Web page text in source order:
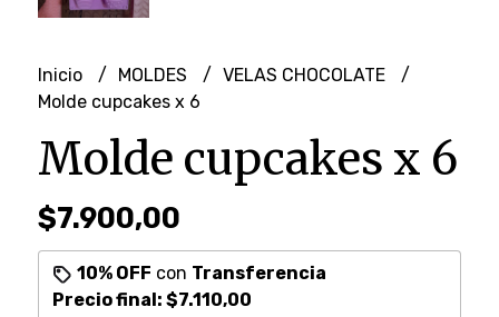
Inicio MOLDES
VELAS CHOCOLATE
Molde cupcakes x 6
Molde cupcakes x 6
$7.900,00
10% OFF con Transferencia
Precio final: $7.110,00